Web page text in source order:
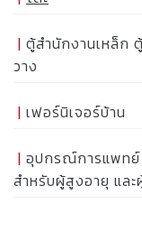
ตู้สำนักงานเหล็ก
วาง
เฟอร์นิเจอร์บ้าน
อุปกรณ์การแพท
สำหรับผู้สูงอายุ และ